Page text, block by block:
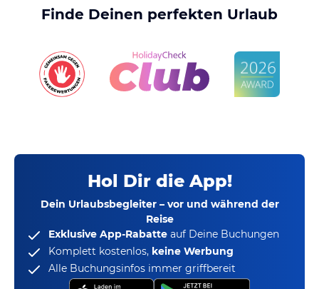
Finde Deinen perfekten Urlaub
Hol Dir die App!
Dein Urlaubsbegleiter – vor und während der
Reise
Exklusive App-Rabatte auf Deine Buchungen
Komplett kostenlos, keine Werbung
Alle Buchungsinfos immer griffbereit